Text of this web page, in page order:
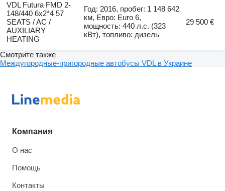
VDL Futura FMD 2-
148/440 6x2*4 57
SEATS / AC /
AUXILIARY
HEATING
Год: 2016, пробег: 1 148 642
км, Евро: Euro 6,
мощность: 440 л.с. (323
кВт), топливо: дизель
29 500 €
Смотрите также
Междугородные-пригородные автобусы VDL в Украине
Компания
О нас
Помощь
Контакты